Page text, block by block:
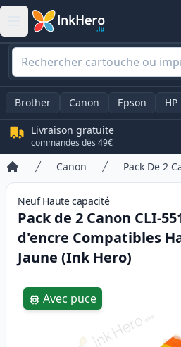
Brother Canon Epson HP
Livraison gratuite
commandes dès 49€
Accueil
Canon
Neuf Hautecapacité
Pack de 2 Canon CLI-
d'encre Compatibles
Jaune (Ink Hero)
Product information
Avec puce